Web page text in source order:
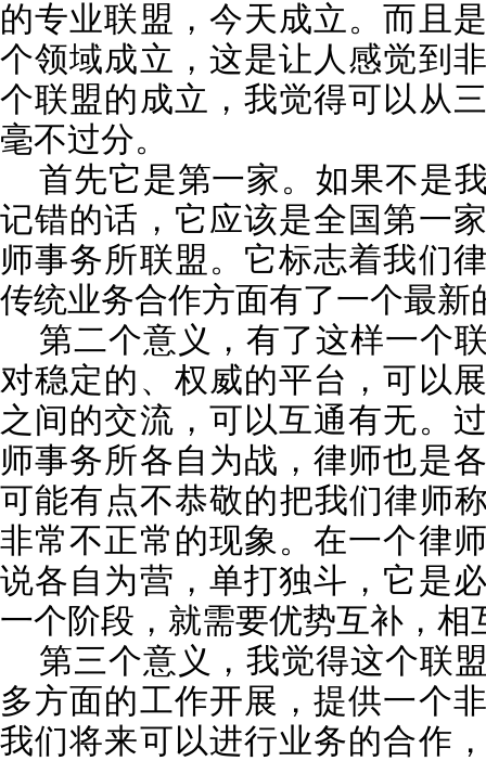
的专业联盟，今天成立。而且
个领域成立，这是让人感觉到
个联盟的成立，我觉得可以从
毫不过分。
首先它是第一家。如果不是
记错的话，它应该是全国第一
师事务所联盟。它标志着我们
传统业务合作方面有了一个最新
第二个意义，有了这样一个
对稳定的、权威的平台，可以
之间的交流，可以互通有无。
师事务所各自为战，律师也是
可能有点不恭敬的把我们律师
非常不正常的现象。在一个律
说各自为营，单打独斗，它是
一个阶段，就需要优势互补，相
第三个意义，我觉得这个联
多方面的工作开展，提供一个
我们将来可以进行业务的合作